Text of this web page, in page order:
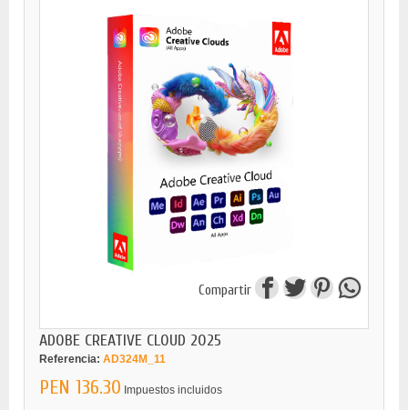
Compartir
ADOBE CREATIVE CLOUD 2025
Referencia: AD324M_11
PEN 136.30 Impuestos incluidos